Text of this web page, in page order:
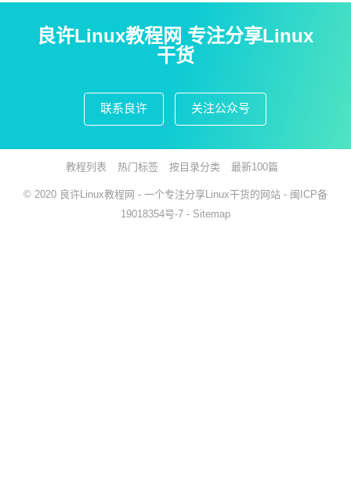
良许Linux教程网 专注分享Linux
干货
联系良许 关注公众号
教程列表 热门标签 按目录分类 最新100篇
© 2020 良许Linux教程网 - 一个专注分享Linux干货的网站 - 闽ICP备
19018354号-7 - Sitemap